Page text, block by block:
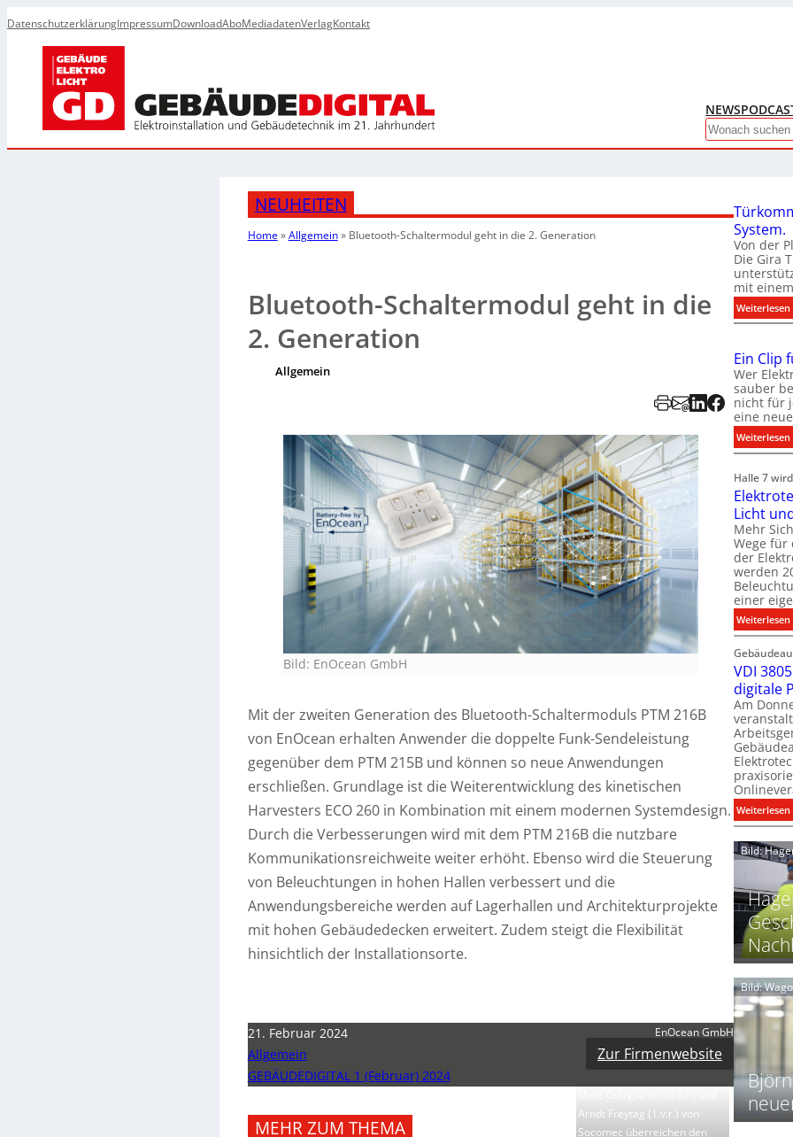
DatenschutzerklärungImpressumDownloadAboMediadatenVerlagKontakt
NEWS
Search
NEUHEITEN
Home»Allgemein» Bluetooth-Schaltermodul geht in die 2. Generation
Bluetooth-Schaltermodul geht in die
2. Generation
Allgemein
Bild: EnOcean GmbH
Mit der zweiten Generation des Bluetooth-Schaltermoduls PTM 216B
von EnOcean erhalten Anwender die doppelte Funk-Sendeleistung
gegenüber dem PTM 215B und können so neue Anwendungen
erschließen. Grundlage ist die Weiterentwicklung des kinetischen
Harvesters ECO 260 in Kombination mit einem modernen Systemdesign.
Durch die Verbesserungen wird mit dem PTM 216B die nutzbare
Kommunikationsreichweite weiter erhöht. Ebenso wird die Steuerung
von Beleuchtungen in hohen Hallen verbessert und die
Anwendungsbereiche werden auf Lagerhallen und Architekturprojekte
mit hohen Gebäudedecken erweitert. Zudem steigt die Flexibilität
hinsichtlich der Installationsorte.
21. Februar 2024
Allgemein
GEBÄUDEDIGITAL 1 (Februar) 2024
EnOcean GmbH
Zur Firmenwebsite
MEHR ZUM THEMA
Arndt Freytag (1.v.r.) von
Socomec überreichen den
System.
Von der
Die Gira
mit
Weiterlesen:
r
u
i
k
t
i
i
t
s
t
.
Ein Clip
Wer
sauber
nicht für
eine
Weiterlesen:
l
i
f
r
a
l
l
e
t
e
r
r
ü
Halle 7
Licht
Mehr
Wege für
der
werden
einer
Weiterlesen:
l
e
k
t
r
t
c
n
2
c
h
t
VDI
digitale
Am
Weiterlesen:
I
0
5
l
s
s
e
Bild:
Bild: